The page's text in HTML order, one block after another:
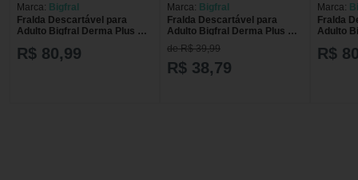
Marca: Bigfral
Fralda Descartável para
Adulto Bigfral Derma Plus G
R$ 80,99
Marca: Bigfral
Fralda Descartável para
Adulto Bigfral Derma Plus G
com 7 unidades
de R$ 39,99
R$ 38,79
Marca:
Fralda
Adulto
R$